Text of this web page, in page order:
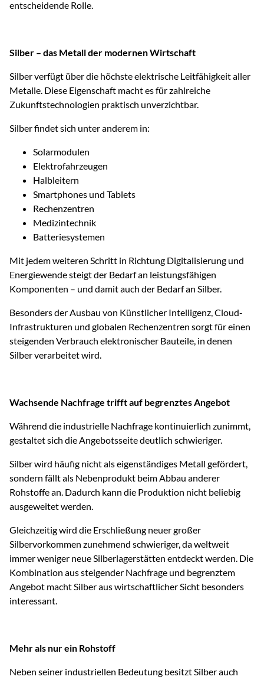
entscheidende Rolle.
Silber – das Metall der modernen Wirtschaft
Silber verfügt über die höchste elektrische Leitfähigkeit aller
Metalle. Diese Eigenschaft macht es für zahlreiche
Zukunftstechnologien praktisch unverzichtbar.
Silber findet sich unter anderem in:
Solarmodulen
Elektrofahrzeugen
Halbleitern
Smartphones und Tablets
Rechenzentren
Medizintechnik
Batteriesystemen
Mit jedem weiteren Schritt in Richtung Digitalisierung und
Energiewende steigt der Bedarf an leistungsfähigen
Komponenten – und damit auch der Bedarf an Silber.
Besonders der Ausbau von Künstlicher Intelligenz, Cloud-
Infrastrukturen und globalen Rechenzentren sorgt für einen
steigenden Verbrauch elektronischer Bauteile, in denen
Silber verarbeitet wird.
Wachsende Nachfrage trifft auf begrenztes Angebot
Während die industrielle Nachfrage kontinuierlich zunimmt,
gestaltet sich die Angebotsseite deutlich schwieriger.
Silber wird häufig nicht als eigenständiges Metall gefördert,
sondern fällt als Nebenprodukt beim Abbau anderer
Rohstoffe an. Dadurch kann die Produktion nicht beliebig
ausgeweitet werden.
Gleichzeitig wird die Erschließung neuer großer
Silbervorkommen zunehmend schwieriger, da weltweit
immer weniger neue Silberlagerstätten entdeckt werden. Die
Kombination aus steigender Nachfrage und begrenztem
Angebot macht Silber aus wirtschaftlicher Sicht besonders
interessant.
Mehr als nur ein Rohstoff
Neben seiner industriellen Bedeutung besitzt Silber auch